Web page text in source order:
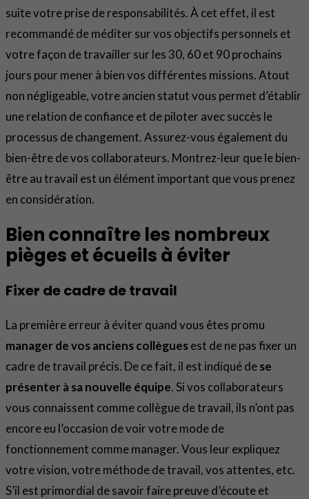
suite votre prise de responsabilités. À cet effet, il est
recommandé de méditer sur vos objectifs personnels et
votre façon de travailler sur les 30, 60 et 90 prochains
jours pour mener à bien vos différentes missions. Atout
non négligeable, votre ancien statut vous permet d’établir
une relation de confiance et de piloter avec succès le
processus de changement. Assurez-vous également du
bien-être de vos collaborateurs. Montrez-leur que le bien-
être au travail est un élément important que vous prenez
en considération.
Bien connaître les nombreux
pièges et écueils à éviter
Fixer de cadre de travail
La première erreur à éviter quand vous êtes promu
manager de vos anciens collèguesest de ne pas fixer un
cadre de travail précis. De ce fait, il est indiqué dese
présenter à sa nouvelle équipe. Si vos collaborateurs
vous connaissent comme collègue de travail, ils n’ont pas
encore eu l’occasion de voir votre mode de
fonctionnement comme manager. Vous leur expliquez
votre vision, votre méthode de travail, vos attentes, etc.
S’il est primordial de savoir faire preuve d’écoute et